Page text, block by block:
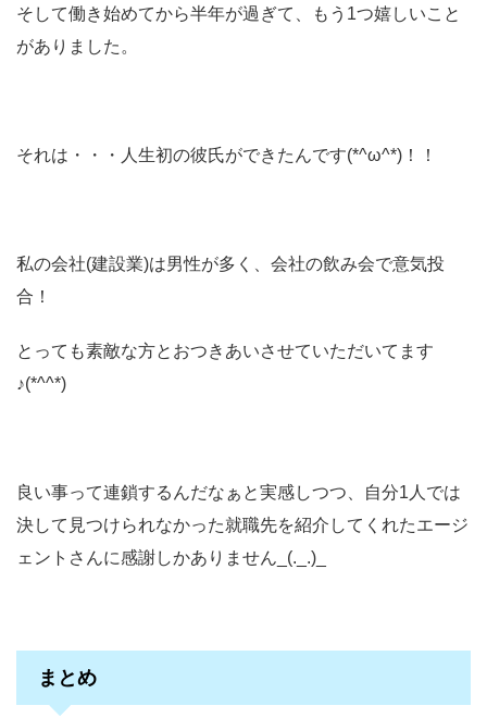
そして働き始めてから半年が過ぎて、もう1つ嬉しいこと
がありました。
それは・・・人生初の彼氏ができたんです(*^ω^*)！！
私の会社(建設業)は男性が多く、会社の飲み会で意気投
合！
とっても素敵な方とおつきあいさせていただいてます
♪(*^^*)
良い事って連鎖するんだなぁと実感しつつ、自分1人では
決して見つけられなかった就職先を紹介してくれたエージ
ェントさんに感謝しかありません_(._.)_
まとめ